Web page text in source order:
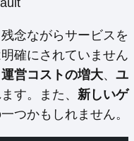
念ながらサービスを
確にされていません
運営コストの増大、 ユ
す。また、 新しいゲ
つかもしれません。